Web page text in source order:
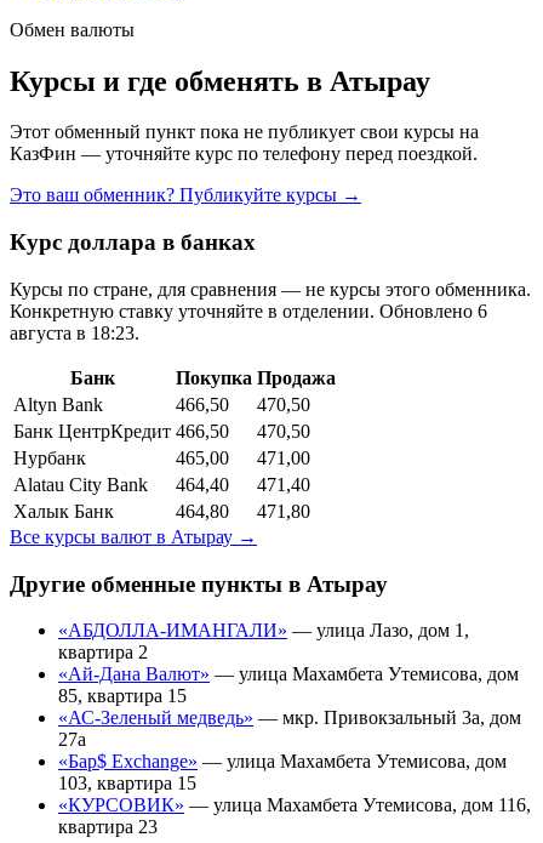
Обмен валюты
Курсы и где обменять в Атырау
Этот обменный пункт пока не публикует свои курсы на
КазФин — уточняйте курс по телефону перед поездкой.
Это ваш обменник? Публикуйте курсы →
Курс доллара в банках
Курсы по стране, для сравнения — не курсы этого обменника.
Конкретную ставку уточняйте в отделении. Обновлено 6
августа в 18:23.
Банк Покупка Продажа
Altyn Bank
466,50
470,50
Банк ЦентрКредит 466,50
470,50
Нурбанк
465,00
471,00
Alatau City Bank
464,40
471,40
Халык Банк
464,80
471,80
Все курсы валют в Атырау →
Другие обменные пункты в Атырау
«АБДОЛЛА-ИМАНГАЛИ» — улица Лазо, дом 1,
квартира 2
«Ай-Дана Валют» — улица Махамбета Утемисова, дом
85, квартира 15
«АС-Зеленый медведь» — мкр. Привокзальный 3а, дом
27а
«Бар$ Exchange» — улица Махамбета Утемисова, дом
103, квартира 15
«КУРСОВИК» — улица Махамбета Утемисова, дом 116,
квартира 23